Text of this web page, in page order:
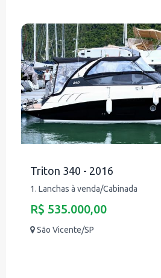
Triton 340 - 2016
1. Lanchas à venda/Cabinada
R$ 535.000,00
São Vicente/SP